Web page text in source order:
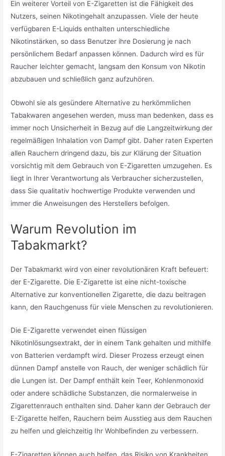
Ein weiterer Vorteil von E-Zigaretten ist die Fähigkeit des
Nutzers, seinen Nikotingehalt anzupassen. Viele der heute
verfügbaren E-Liquids enthalten unterschiedliche
Nikotinstärken, so dass Benutzer ihre Dosierung je nach
persönlichem Bedarf anpassen können. Dadurch wird es für
Raucher leichter gemacht, langsam den Konsum von Nikotin
abzubauen und schließlich ganz aufzuhören.
Obwohl sie als gesündere Alternative zu herkömmlichen
Tabakwaren angesehen werden, muss man bedenken, dass es
immer noch Unsicherheit in Bezug auf die Langzeitwirkung der
regelmäßigen Inhalation von Dampf gibt. Daher raten Experten
allen Rauchern dringend dazu, bis zur Klärung der Situation
vorsichtig mit dem Gebrauch von E-Zigaretten umzugehen. Es
liegt in Ihrer Verantwortung als Verbraucher sicherzustellen,
dass Sie qualitativ hochwertige Produkte verwenden und
immer die Anweisungen des Herstellers befolgen.
Warum Revolution im
Tabakmarkt?
Der Tabakmarkt wird von einer revolutionären Kraft befeuert:
der E-Zigarette. Die E-Zigarette ist eine nicht-toxische
Alternative zur konventionellen Zigarette, die dazu beitragen
kann, den Rauchgenuss für viele Menschen zu revolutionieren.
Die E-Zigarette verwendet einen flüssigen
Nikotinlösungsextrakt, der in einem Tank gehalten und mithilfe
von Batterien verdampft wird. Dieser Prozess erzeugt einen
dünnen Dampf anstelle von Rauch, der weniger schädlich für
die Lungen ist. Der Dampf enthält kein Teer, Kohlenmonoxid
oder andere schädliche Substanzen, die normalerweise in
Zigarettenrauch enthalten sind. Daher kann der Gebrauch der
E-Zigarette helfen, Rauchern beim Ausstieg aus dem Rauchen
zu helfen und gleichzeitig Ihr Wohlbefinden zu verbessern.